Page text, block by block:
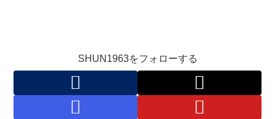
SHUN1963をフォローする